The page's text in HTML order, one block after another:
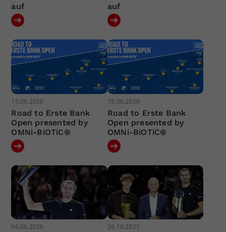
auf
auf
15.06.2026
Road to Erste Bank
Open presented by
OMNi-BiOTiC®
15.06.2026
Road to Erste Bank
Open presented by
OMNi-BiOTiC®
06.06.2026 26.10.2025